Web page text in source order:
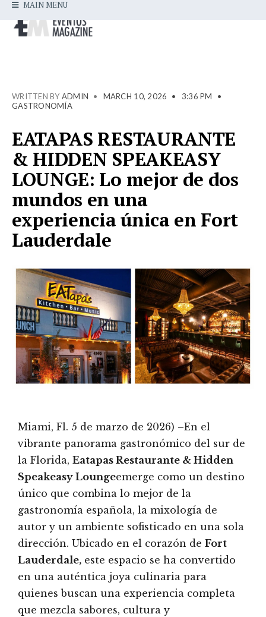
MAIN MENU
WRITTEN BY ADMIN • MARCH 10, 2026 • 3:36 PM
•
GASTRONOMÍA
EATAPAS RESTAURANTE
& HIDDEN SPEAKEASY
LOUNGE: Lo mejor de dos
mundos en una
experiencia única en Fort
Lauderdale
Miami, Fl. 5 de marzo de 2026) –En el
vibrante panorama gastronómico del sur de
la Florida, Eatapas Restaurante & Hidden
Speakeasy Loungeemerge como un destino
único que combina lo mejor de la
gastronomía española, la mixología de
autor y un ambiente sofisticado en una sola
dirección. Ubicado en el corazón de Fort
Lauderdale, este espacio se ha convertido
en una auténtica joya culinaria para
quienes buscan una experiencia completa
que mezcla sabores, cultura y